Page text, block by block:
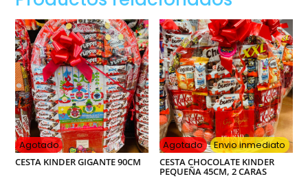
Agotado
CESTA KINDER GIGANTE 90CM
Agotado Envio inmediato
CESTA CHOCOLATE KINDER
PEQUEÑA 45CM, 2 CARAS